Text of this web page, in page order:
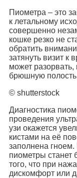
Пиометра – это
к летальному
совершенно
кошке резко не
обратить
затянуть визит к
может разорвать,
брюшную
© shutterstock
Диагностика
проведения
узи окажется
кистами на её
заполнена
пиометры станет
того, что при
дискомфорт или